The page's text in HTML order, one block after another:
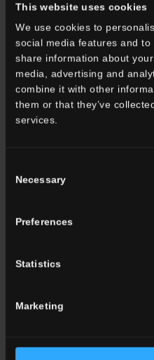
This website uses cookies
We use cookies to
social media features and
share information about
media, advertising and
combine it with other
them or that they’ve
services.
Selection
Necessary
Preferences
Statistics
Marketing